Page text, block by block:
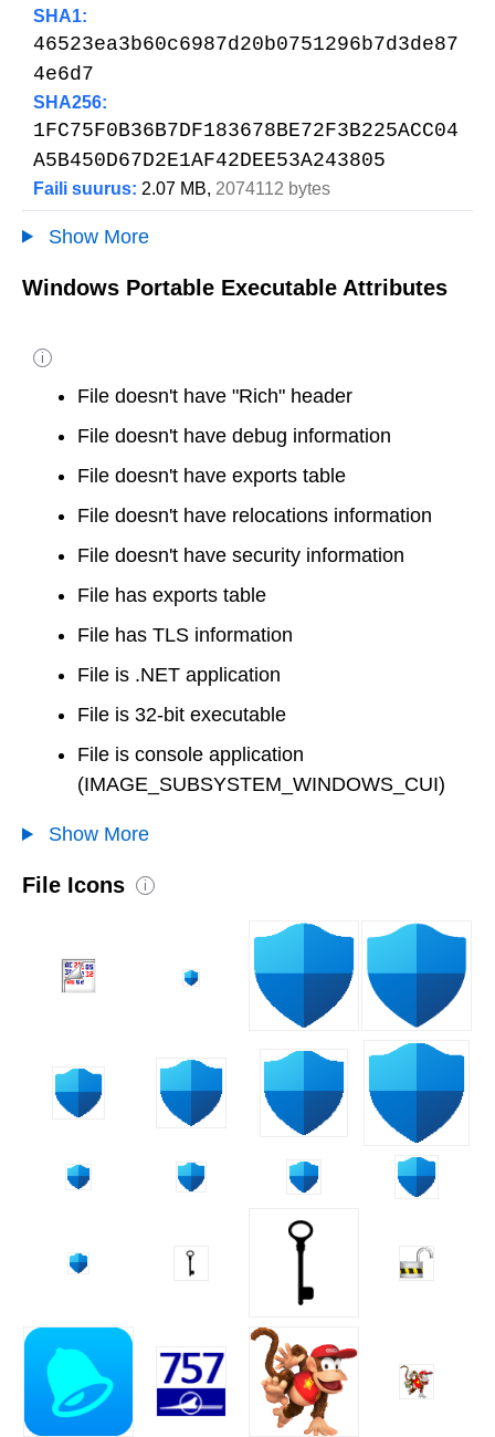
SHA1:
46523ea3b60c6987d20b0751296b7d3de87
4e6d7
SHA256:
1FC75F0B36B7DF183678BE72F3B225ACC04
A5B450D67D2E1AF42DEE53A243805
Faili suurus: 2.07 MB, 2074112 bytes
Show More
Windows Portable Executable Attributes
i
File doesn't have "Rich" header
File doesn't have debug information
File doesn't have exports table
File doesn't have relocations information
File doesn't have security information
File has exports table
File has TLS information
File is .NET application
File is 32-bit executable
File is console application
(IMAGE_SUBSYSTEM_WINDOWS_CUI)
Show More
File Icons i